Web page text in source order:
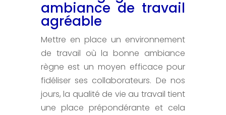
ambiance de travail
agréable
Mettre en place un environnement
de travail où la bonne ambiance
règne est un moyen efficace pour
fidéliser ses collaborateurs. De nos
jours, la qualité de vie au travail tient
une place prépondérante et cela